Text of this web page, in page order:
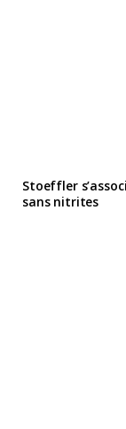
Stoeffler
sans nitrites